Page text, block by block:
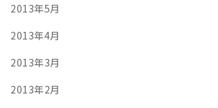
2013年5月
2013年4月
2013年3月
2013年2月